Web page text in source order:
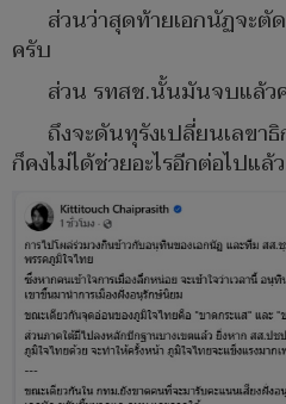
ส่วนว่าสุดท้ายเอกนัฏจะตั
ครับ
ส่วน รทสช.นั้นมันจบแล้ว
ถึงจะดันทุรังเปลี่ยนเลขา
ก็คงไม่ได้ช่วยอะไรอีกต่อไปแล้ว